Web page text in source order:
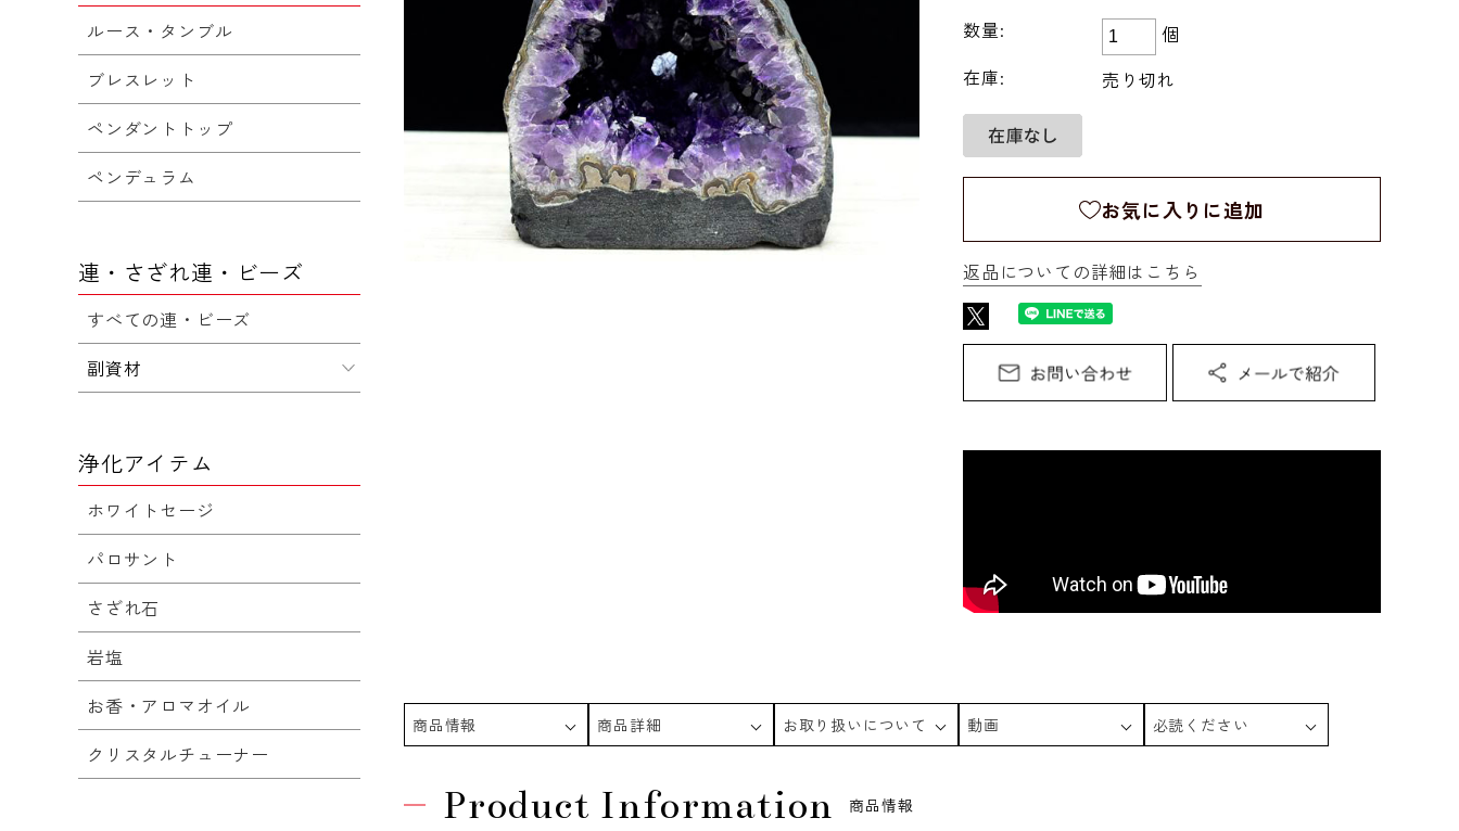
数量:
個
在庫:
売り切れ
お気に入りに追加
返品についての詳細はこちら
商品情報 商品詳細 お取り扱いについて 動画 必読ください
Product Information 商品情報
ルース・タンブル
ブレスレット
ペンダントトップ
ペンデュラム
連・さざれ連・ビーズ
すべての連・ビーズ
副資材
浄化アイテム
ホワイトセージ
パロサント
さざれ石
岩塩
お香・アロマオイル
クリスタルチューナー